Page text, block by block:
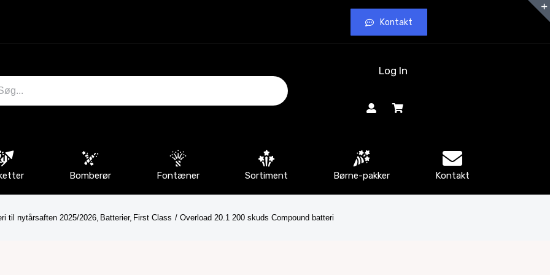
Kontakt
Log In
Bomberør Fontæner Sortiment Børne-pakker Kontakt
til nytårsaften 2025/2026 Batterier First Class Overload 20.1 200 skuds Compound batteri